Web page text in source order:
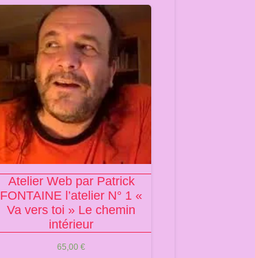
Atelier Web par Patrick
FONTAINE l’atelier N° 1 «
Va vers toi » Le chemin
intérieur
65,00€